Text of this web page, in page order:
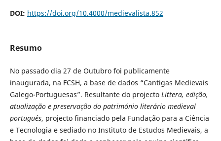
DOI: https://doi.org/10.4000/medievalista.852
Resumo
No passado dia 27 de Outubro foi publicamente
inaugurada, na FCSH, a base de dados “Cantigas Medievais
Galego-Portuguesas”. Resultante do projecto Littera, edição,
atualização e preservação do património literário medieval
português, projecto financiado pela Fundação para a Ciência
e Tecnologia e sediado no Instituto de Estudos Medievais, a